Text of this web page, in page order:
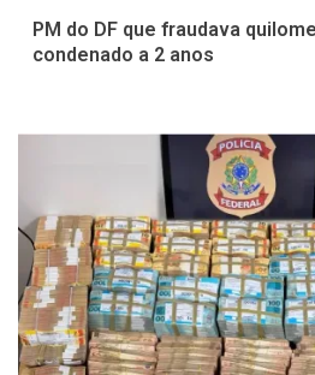
PM do DF que fraudava
condenado a 2 anos